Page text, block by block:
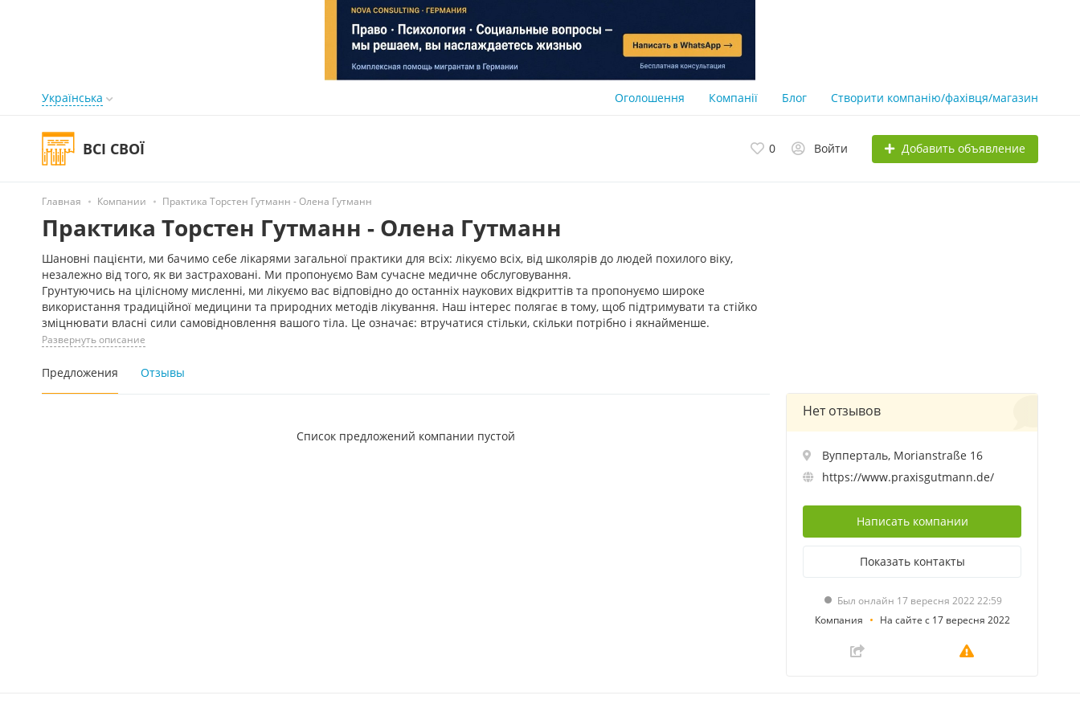
Українська Оголошення Компанії Блог Створити компанію/фахівця/магазин
ВСІ СВОЇ 0 Войти Добавить объявление
Главная Компании Практика Торстен Гутманн - Олена Гутманн
Практика Торстен Гутманн - Олена Гутманн
Шановні пацієнти, ми бачимо себе лікарями загальної практики для всіх: лікуємо всіх, від школярів до людей похилого віку,
незалежно від того, як ви застраховані. Ми пропонуємо Вам сучасне медичне обслуговування.
Грунтуючись на цілісному мисленні, ми лікуємо вас відповідно до останніх наукових відкриттів та пропонуємо широке
використання традиційної медицини та природних методів лікування. Наш інтерес полягає в тому, щоб підтримувати та стійко
зміцнювати власні сили самовідновлення вашого тіла. Це означає: втручатися стільки, скільки потрібно і якнайменше.
Развернуть описание
Предложения Отзывы
Список предложений компании пустой
Нет отзывов
Вупперталь, Morianstraße 16
https://www.praxisgutmann.de/
Написать компании
Показать контакты
Был онлайн 17 вересня 2022 22:59
Компания
На сайте с 17 вересня 2022